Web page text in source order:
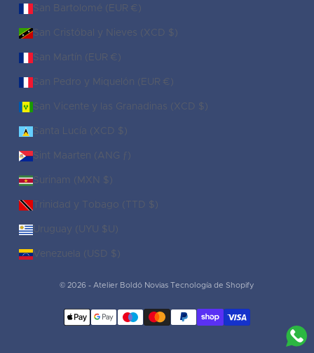
San Bartolomé (EUR €)
San Cristóbal y Nieves (XCD $)
San Martín (EUR €)
San Pedro y Miquelón (EUR €)
San Vicente y las Granadinas (XCD $)
Santa Lucía (XCD $)
Sint Maarten (ANG ƒ)
Surinam (MXN $)
Trinidad y Tobago (TTD $)
Uruguay (UYU $U)
Venezuela (USD $)
© 2026 - Atelier Boldó Novias Tecnología de Shopify